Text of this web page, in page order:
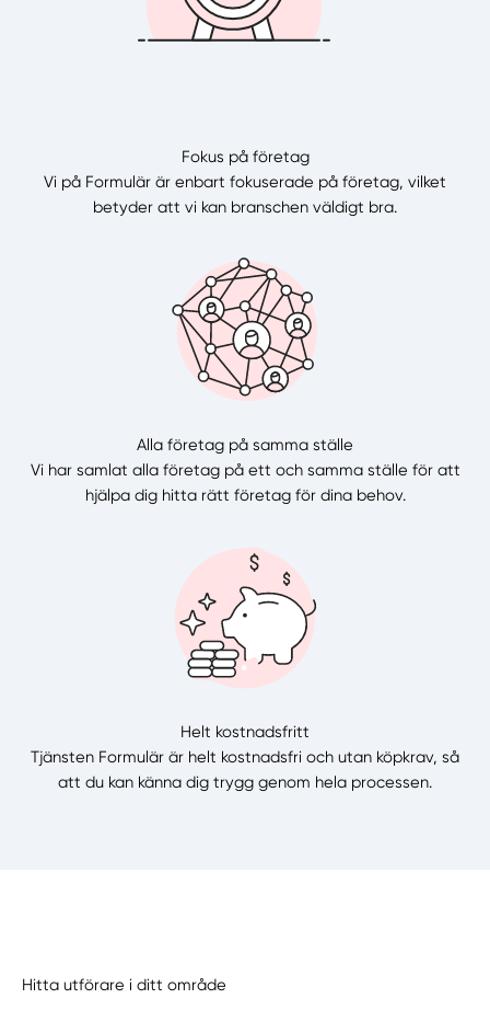
Fokus på företag
Vi på Formulär är enbart fokuserade på företag, vilket
betyder att vi kan branschen väldigt bra.
Alla företag på samma ställe
Vi har samlat alla företag på ett och samma ställe för att
hjälpa dig hitta rätt företag för dina behov.
Helt kostnadsfritt
Tjänsten Formulär är helt kostnadsfri och utan köpkrav, så
att du kan känna dig trygg genom hela processen.
Hitta utförare i ditt område